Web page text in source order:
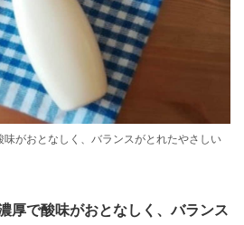
味がおとなしく、バランスがとれたやさしい
厚で酸味がおとなしく、バランス